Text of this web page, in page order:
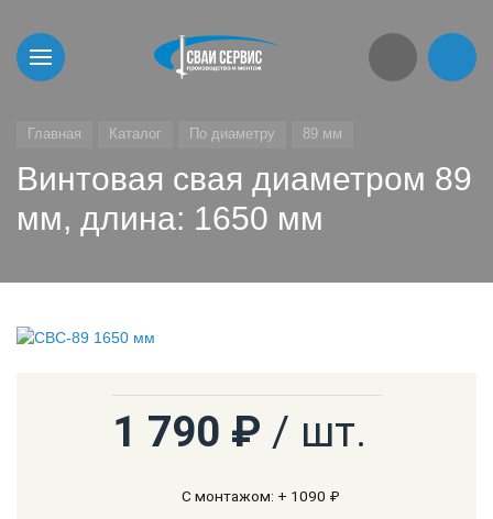
Главная Каталог По диаметру 89 мм
Винтовая свая диаметром 89
мм, длина: 1650 мм
1 790 ₽ / шт.
С монтажом: + 1090 ₽